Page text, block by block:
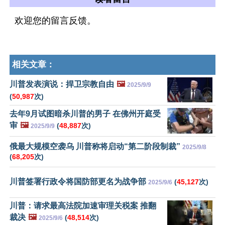
欢迎您的留言反馈。
相关文章：
川普发表演说：捍卫宗教自由 🖼️ 2025/9/9
(50,987次)
去年9月试图暗杀川普的男子 在佛州开庭受
审 🖼️ 2025/9/9 (48,887次)
俄最大规模空袭乌 川普称将启动“第二阶段制裁” 2025/9/8
(68,205次)
川普签署行政令将国防部更名为战争部 2025/9/6 (45,127次)
川普：请求最高法院加速审理关税案 推翻
裁决 🖼️ 2025/9/6 (48,514次)